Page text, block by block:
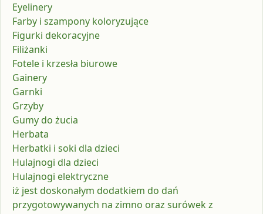
Eyelinery
Farby i szampony koloryzujące
Figurki dekoracyjne
Filiżanki
Fotele i krzesła biurowe
Gainery
Garnki
Grzyby
Gumy do żucia
Herbata
Herbatki i soki dla dzieci
Hulajnogi dla dzieci
Hulajnogi elektryczne
iż jest doskonałym dodatkiem do dań
przygotowywanych na zimno oraz surówek z